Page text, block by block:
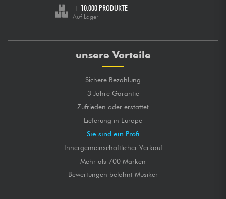
+ 10.000 PRODUKTE
Auf Lager
unsere Vorteile
Sichere Bezahlung
3 Jahre Garantie
Zufrieden oder erstattet
Lieferung in Europe
Sie sind ein Profi
Innergemeinschaftlicher Verkauf
Mehr als 700 Marken
Bewertungen belohnt Musiker